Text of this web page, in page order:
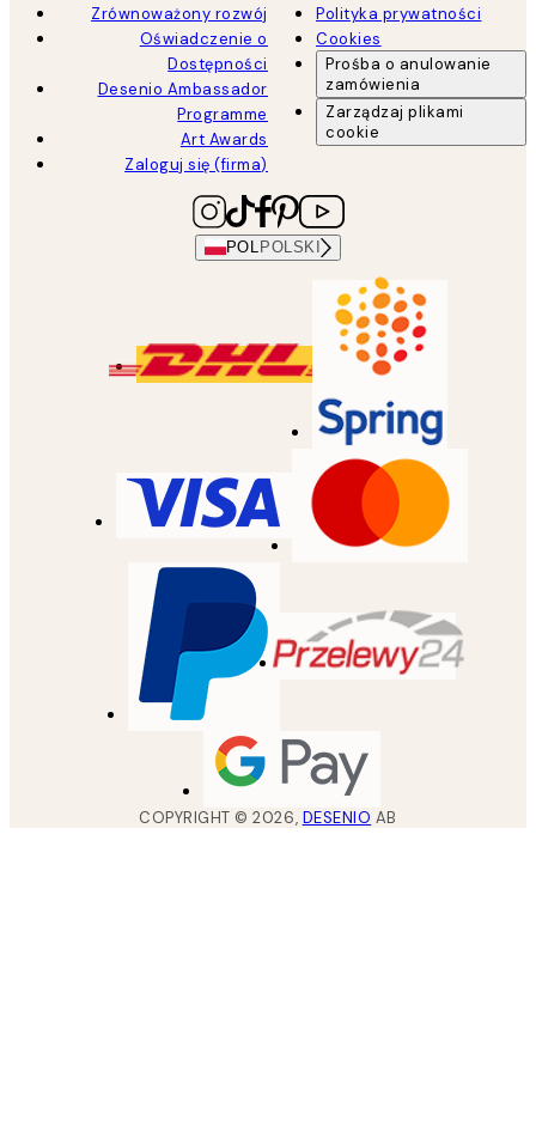
Zrównoważony rozwój
Oświadczenie o
Dostępności
Desenio Ambassador
Programme
Art Awards
Zaloguj się (firma)
Polityka prywatności
Cookies
Prośba o anulowanie
zamówienia
Zarządzaj plikami
cookie
POL POLSKI
COPYRIGHT ©2026, DESENIO AB